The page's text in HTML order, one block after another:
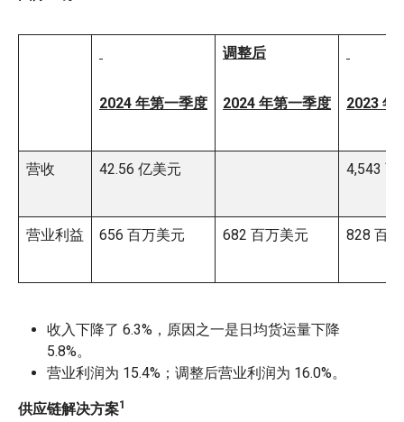
2024 年第一季度
调整后
2024 年第一季度 2023 年
营收 42.56 亿美元 4,543 百
营业利益 656 百万美元 682 百万美元 828 百
收入下降了 6.3%，原因之一是日均货运量下降
5.8%。
营业利润为 15.4%；调整后营业利润为 16.0%。
供应链解决方案1